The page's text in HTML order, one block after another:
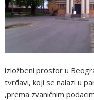
izložbeni prostor u
tvrđavi, koji se nalazi u
,prema zvaničnim